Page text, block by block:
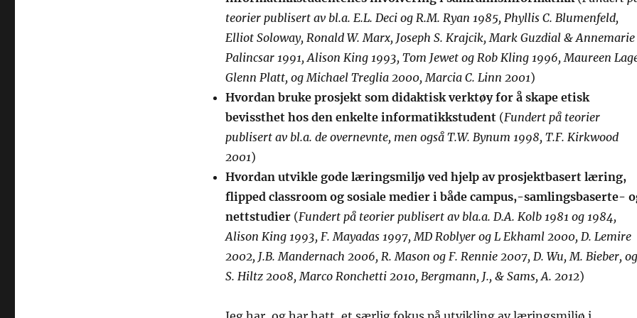
teorier publisert av bl.a. E.L. Deci og R.M. Ryan 1985, Phyllis C. Blumenfeld,
Elliot Soloway, Ronald W. Marx, Joseph S. Krajcik, Mark Guzdial & Annemarie
Palincsar 1991, Alison King 1993, Tom Jewet og Rob Kling 1996, Maureen
Glenn Platt, og Michael Treglia 2000, Marcia C. Linn 2001)
Hvordan bruke prosjekt som didaktisk verktøy for å skape etisk
bevissthet hos den enkelte informatikkstudent(Fundert på teorier
publisert av bl.a. de overnevnte, men også T.W. Bynum 1998, T.F. Kirkwood
2001)
Hvordan utvikle gode læringsmiljø ved hjelp av prosjektbasert læring,
flipped classroom og sosiale medier i både campus,-samlingsbaserte-
nettstudier(Fundert på teorier publisert av bla.a. D.A. Kolb 1981 og 1984,
Alison King 1993, F. Mayadas 1997, MD Roblyer og L Ekhaml 2000, D. Lemire
2002, J.B. Mandernach 2006, R. Mason og F. Rennie 2007, D. Wu, M. Bieber, og
S. Hiltz 2008,Marco Ronchetti 2010, Bergmann, J., & Sams, A. 2012)